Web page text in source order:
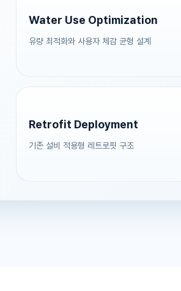
Water Use Optimization
유량 최적화와 사용자 체감 균형 설계
Retrofit Deployment
기존 설비 적용형 레트로핏 구조